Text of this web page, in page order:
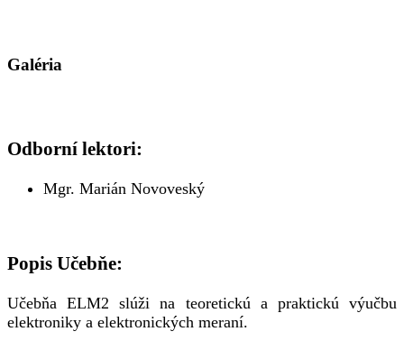
Galéria
Odborní lektori:
Mgr. Marián Novoveský
Popis Učebňe:
Učebňa ELM2 slúži na teoretickú a praktickú výučbu
elektroniky a elektronických meraní.